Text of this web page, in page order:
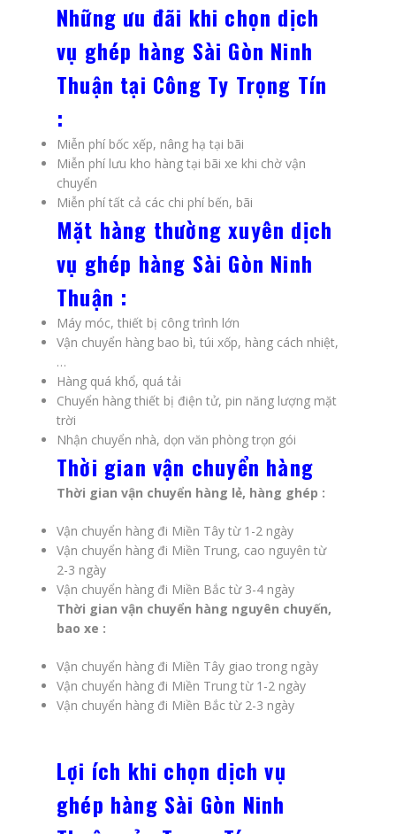
Những ưu đãi khi chọn dịch
vụ ghép hàng Sài Gòn Ninh
Thuận tại Công Ty Trọng Tín
:
Miễn phí bốc xếp, nâng hạ tại bãi
Miễn phí lưu kho hàng tại bãi xe khi chờ vận
chuyển
Miễn phí tất cả các chi phí bến, bãi
Mặt hàng thường xuyên dịch
vụ ghép hàng Sài Gòn Ninh
Thuận :
Máy móc, thiết bị công trình lớn
Vận chuyển hàng bao bì, túi xốp, hàng cách nhiệt,
…
Hàng quá khổ, quá tải
Chuyển hàng thiết bị điện tử, pin năng lượng mặt
trời
Nhận chuyển nhà, dọn văn phòng trọn gói
Thời gian vận chuyển hàng
Thời gian vận chuyển hàng lẻ, hàng ghép :
Vận chuyển hàng đi Miền Tây từ 1-2 ngày
Vận chuyển hàng đi Miền Trung, cao nguyên từ
2-3 ngày
Vận chuyển hàng đi Miền Bắc từ 3-4 ngày
Thời gian vận chuyển hàng nguyên chuyến,
bao xe :
Vận chuyển hàng đi Miền Tây giao trong ngày
Vận chuyển hàng đi Miền Trung từ 1-2 ngày
Vận chuyển hàng đi Miền Bắc từ 2-3 ngày
Lợi ích khi chọn dịch vụ
ghép hàng Sài Gòn Ninh